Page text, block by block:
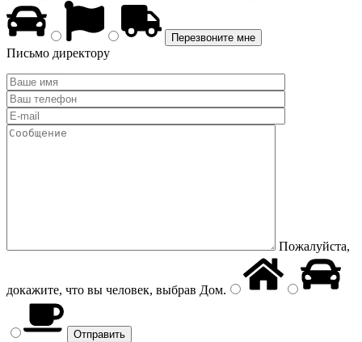
Письмо директору
Пожалуйста,
докажите, что вы человек, выбрав Дом.